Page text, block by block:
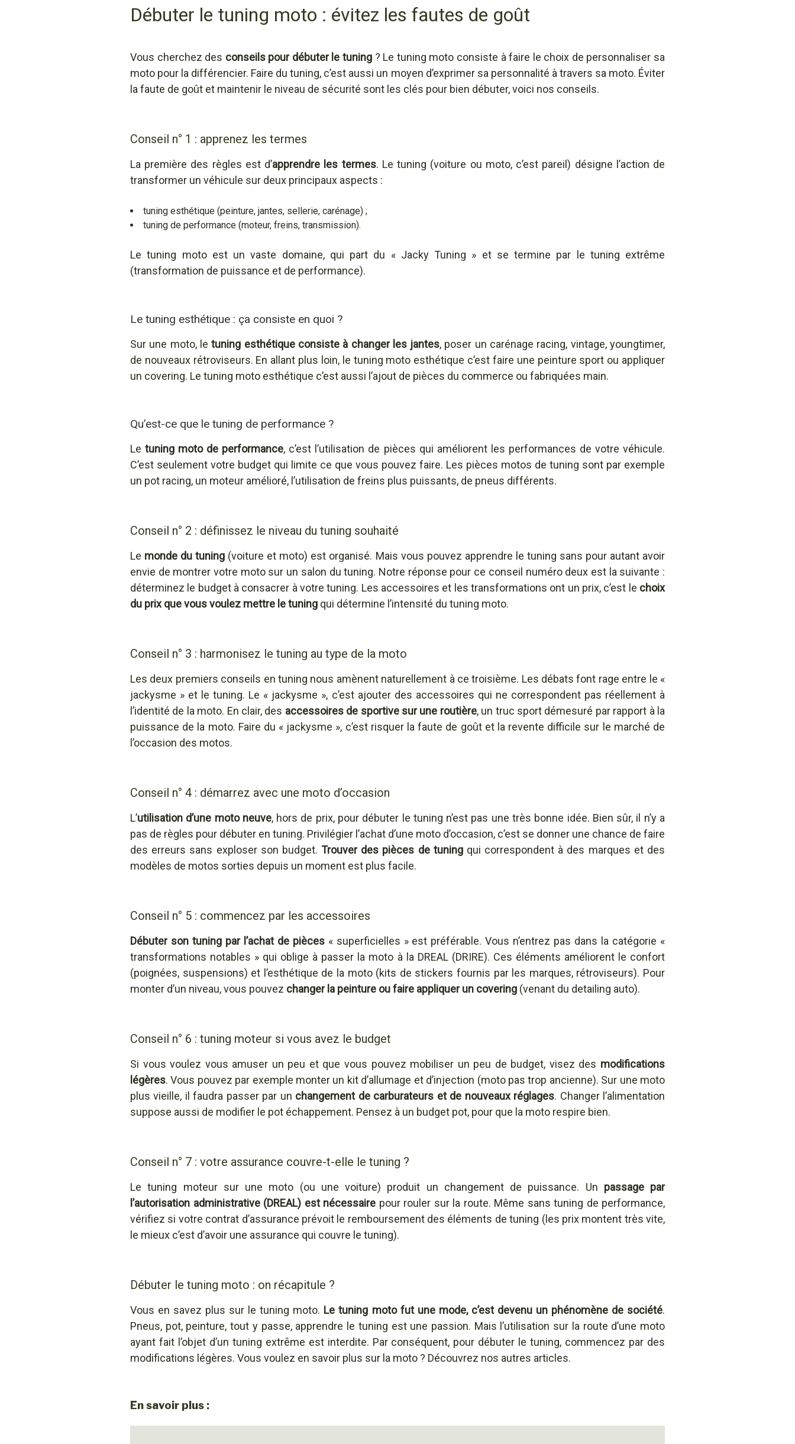
Débuter le tuning moto : évitez les fautes de goût
Vous cherchez des conseils pour débuter le tuning ? Le tuning moto consiste à faire le choix de personnaliser sa
moto pour la différencier. Faire du tuning, c’est aussi un moyen d’exprimer sa personnalité à travers sa moto. Éviter
la faute de goût et maintenir le niveau de sécurité sont les clés pour bien débuter, voici nos conseils.
Conseil n° 1 : apprenez les termes
La première des règles est d’apprendre les termes. Le tuning (voiture ou moto, c’est pareil) désigne l’action de
transformer un véhicule sur deux principaux aspects :
tuning esthétique (peinture, jantes, sellerie, carénage) ;
tuning de performance (moteur, freins, transmission).
Le tuning moto est un vaste domaine, qui part du « Jacky Tuning » et se termine par le tuning extrême
(transformation de puissance et de performance).
Le tuning esthétique : ça consiste en quoi ?
Sur une moto, letuning esthétique consiste à changer les jantes, poser un carénage racing, vintage, youngtimer,
de nouveaux rétroviseurs. En allant plus loin, le tuning moto esthétique c’est faire une peinture sport ou appliquer
un covering. Le tuning moto esthétique c’est aussi l’ajout de pièces du commerce ou fabriquées main.
Qu’est-ce que le tuning de performance ?
Letuning moto de performance, c’est l’utilisation de pièces qui améliorent les performances de votre véhicule.
C’est seulement votre budget qui limite ce que vous pouvez faire. Les pièces motos de tuning sont par exemple
un pot racing, un moteur amélioré, l’utilisation de freins plus puissants, de pneus différents.
Conseil n° 2 : définissez le niveau du tuning souhaité
Le monde du tuning (voiture et moto) est organisé. Mais vous pouvez apprendre le tuning sans pour autant avoir
envie de montrer votre moto sur un salon du tuning. Notre réponse pour ce conseil numéro deux est la suivante :
déterminez le budget à consacrer à votre tuning. Les accessoires et les transformations ont un prix, c’est le choix
du prix que vous voulez mettre le tuning qui détermine l’intensité du tuning moto.
Conseil n° 3 : harmonisez le tuning au type de la moto
Les deux premiers conseils en tuning nous amènent naturellement à ce troisième. Les débats font rage entre le «
jackysme » et le tuning. Le « jackysme », c’est ajouter des accessoires qui ne correspondent pas réellement à
l’identité de la moto. En clair, des accessoires de sportive sur une routière, un truc sport démesuré par rapport à la
puissance de la moto. Faire du « jackysme », c’est risquer la faute de goût et la revente difficile sur le marché de
l’occasion des motos.
Conseil n° 4 : démarrez avec une moto d’occasion
L’utilisation d’une moto neuve, hors de prix, pour débuter le tuning n’est pas une très bonne idée. Bien sûr, il n’y a
pas de règles pour débuter en tuning. Privilégier l’achat d’une moto d’occasion, c’est se donner une chance de faire
des erreurs sans exploser son budget.Trouver des pièces de tuningqui correspondent à des marques et des
modèles de motos sorties depuis un moment est plus facile.
Conseil n° 5 : commencez par les accessoires
Débuter son tuning par l’achat de pièces « superficielles » est préférable. Vous n’entrez pas dans la catégorie «
transformations notables » qui oblige à passer la moto à la DREAL (DRIRE). Ces éléments améliorent le confort
(poignées, suspensions) et l’esthétique de la moto (kits de stickers fournis par les marques, rétroviseurs). Pour
monter d’un niveau, vous pouvez changer la peinture ou faire appliquer un covering (venant du detailing auto).
Conseil n° 6 : tuning moteur si vous avez le budget
Si vous voulez vous amuser un peu et que vous pouvez mobiliser un peu de budget, visez des modifications
légères. Vous pouvez par exemple monter un kit d’allumage et d’injection (moto pas trop ancienne). Sur une moto
plus vieille, il faudra passer par un changement de carburateurs et de nouveaux réglages. Changer l’alimentation
suppose aussi de modifier le pot échappement. Pensez à un budget pot, pour que la moto respire bien.
Conseil n° 7 : votre assurance couvre-t-elle le tuning ?
Le tuning moteur sur une moto (ou une voiture) produit un changement de puissance. Un passage par
l’autorisation administrative (DREAL) est nécessaire pour rouler sur la route. Même sans tuning de performance,
vérifiez si votre contrat d’assurance prévoit le remboursement des éléments de tuning (les prix montent très vite,
le mieux c’est d’avoir une assurance qui couvre le tuning).
Débuter le tuning moto : on récapitule ?
Vous en savez plus sur le tuning moto. Le tuning moto fut une mode, c’est devenu un phénomène de société.
Pneus, pot, peinture, tout y passe, apprendre le tuning est une passion. Mais l’utilisation sur la route d’une moto
ayant fait l’objet d’un tuning extrême est interdite. Par conséquent, pour débuter le tuning, commencez par des
modifications légères. Vous voulez en savoir plus sur la moto ? Découvrez nos autres articles.
En savoir plus :